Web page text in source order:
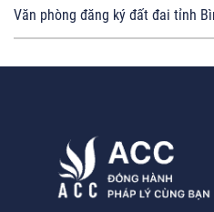
Văn phòng đăng ký đất đai tỉnh